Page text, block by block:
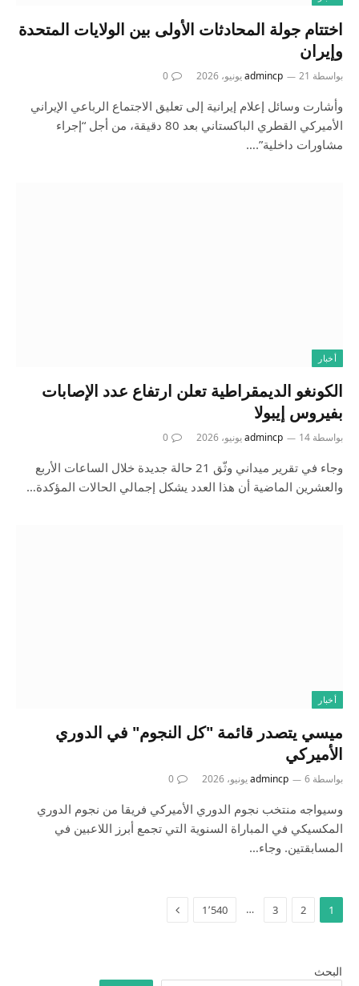
اختتام جولة المحادثات الأولى بين الولايات المتحدة
وإيران
بواسطة admincp 21 يونيو، 2026 0
وأشارت وسائل إعلام إيرانية إلى تعليق الاجتماع الرباعي الإيراني
الأميركي القطري الباكستاني بعد 80 دقيقة، من أجل “إجراء
مشاورات داخلية”.…
أخبار
الكونغو الديمقراطية تعلن ارتفاع عدد الإصابات
بفيروس إيبولا
بواسطة admincp 14 يونيو، 2026 0
وجاء في ⁠تقرير ‌ميداني وثّق ⁠21 حالة جديدة ⁠خلال الساعات ⁠الأربع
والعشرين الماضية أن هذا العدد يشكل إجمالي الحالات المؤكدة…
أخبار
ميسي يتصدر قائمة "كل النجوم" في الدوري
الأميركي
بواسطة admincp 6 يونيو، 2026 0
وسيواجه منتخب نجوم الدوري الأميركي فريقا من نجوم الدوري
المكسيكي في المباراة السنوية التي تجمع أبرز اللاعبين في
المسابقتين. وجاء…
1
2
3
… 1٬540 التالي
البحث